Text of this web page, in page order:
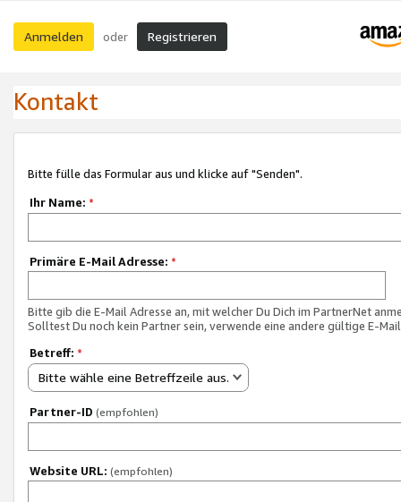
Anmelden oder Registrieren
Kontakt
Bitte fülle das Formular aus und klicke auf "Senden".
Ihr Name: *
Primäre E-Mail Adresse: *
Bitte gib die E-Mail Adresse an, mit welcher Du Dich im PartnerNet
Solltest Du noch kein Partner sein, verwende eine andere gültige E-
Betreff: *
Bitte wähle eine Betreffzeile aus.
Partner-ID (empfohlen)
Website URL: (empfohlen)